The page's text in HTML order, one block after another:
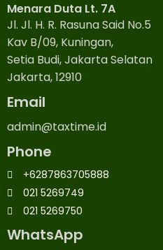
Menara Duta Lt. 7A
Jl. Jl. H. R. Rasuna Said No.5
Kav B/09, Kuningan,
Setia Budi, Jakarta Selatan
Jakarta, 12910
Email
admin@taxtime.id
Phone
+6287863705888
021 5269749
021 5269750
WhatsApp